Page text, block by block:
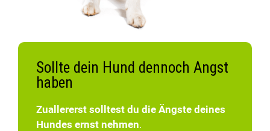
Sollte dein Hund dennoch Angst
haben
Zuallererst solltest du die Ängste deines
Hundes ernst nehmen.